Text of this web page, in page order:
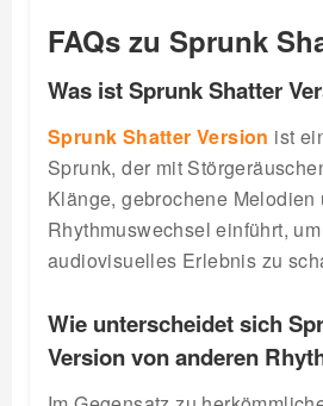
FAQs zu Sprunk
Was ist Sprunk Shatter
Sprunk Shatter Version ist
Sprunk, der mit
Klänge, gebrochene Melodien
Rhythmuswechsel einführt,
audiovisuelles Erlebnis zu
Wie unterscheidet sich
Version von anderen